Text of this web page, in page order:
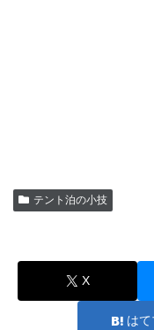
テント泊の小技
X
はて